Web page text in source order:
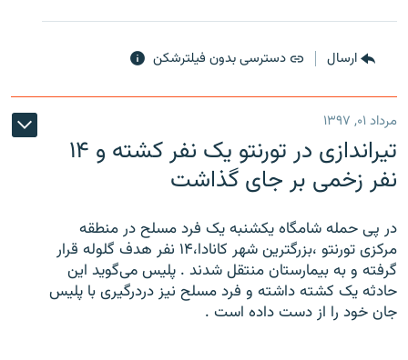
ارسال دسترسی بدون فیلترشکن
مرداد ۰۱, ۱۳۹۷
تیراندازی در تورنتو یک نفر کشته و ۱۴
نفر زخمی بر جای گذاشت
در پی حمله شامگاه یکشنبه یک فرد مسلح در منطقه
مرکزی تورنتو ،‌بزرگترین شهر کانادا،۱۴ نفر هدف گلوله قرار
گرفته و به بیمارستان منتقل شدند . پلیس می‌گوید این
حادثه یک کشته داشته و فرد مسلح نیز دردرگیری با پلیس
جان خود را از دست داده است .